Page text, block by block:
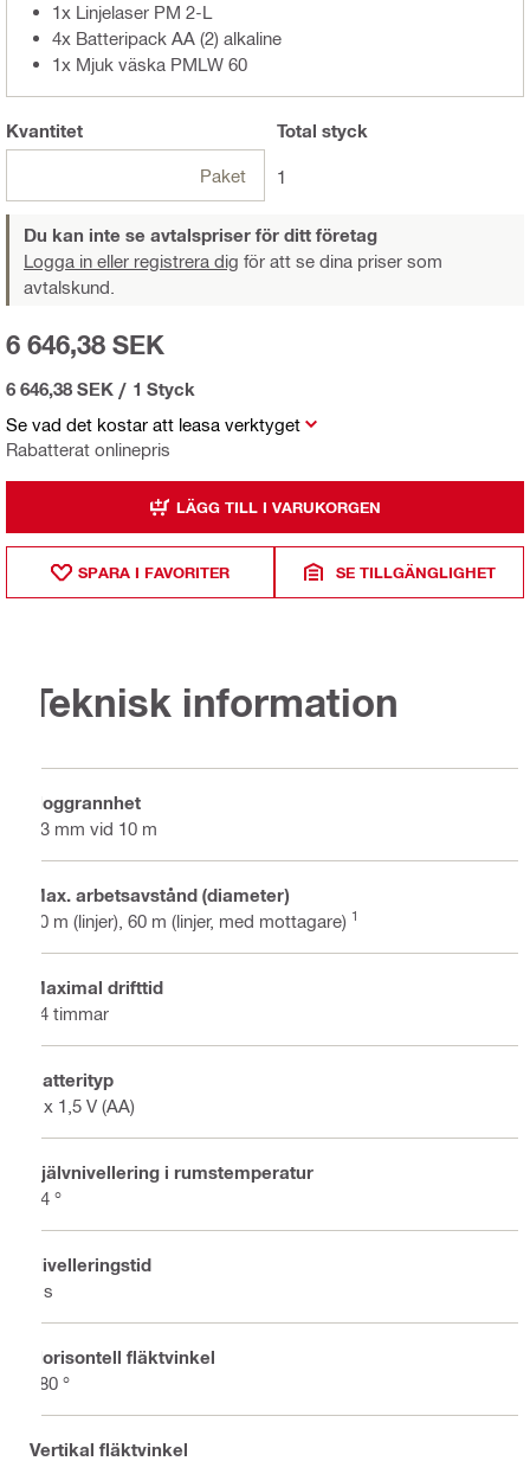
1x Linjelaser PM 2-L
4x Batteripack AA (2) alkaline
1x Mjuk väska PMLW 60
Kvantitet
Paket
Total styck
1
Du kan inte se avtalspriser för ditt företag
Logga in eller registrera dig för att se dina priser som
avtalskund.
Se vad det kostar att leasa verktyget
Rabatterat onlinepris
6 646,38 SEK
6 646,38 SEK / 1 Styck
LÄGG TILL I VARUKORGEN
SPARA I FAVORITER SE TILLGÄNGLIGHET
Teknisk information
Noggrannhet
±3 mm vid 10 m
Max. arbetsavstånd (diameter)
20 m (linjer), 60 m (linjer, med mottagare) 1
Maximal drifttid
14 timmar
Batterityp
4 x 1,5 V (AA)
Självnivellering i rumstemperatur
±4 °
Nivelleringstid
3 s
Horisontell fläktvinkel
180 °
Vertikal fläktvinkel